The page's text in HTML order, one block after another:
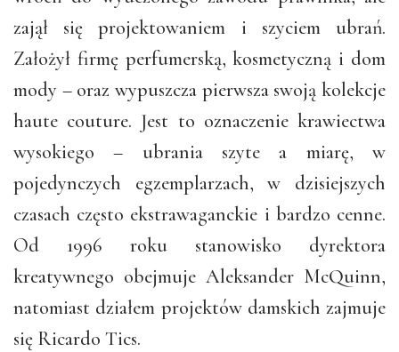
zajął się projektowaniem i szyciem ubrań.
Założył firmę perfumerską, kosmetyczną i dom
mody – oraz wypuszcza pierwsza swoją kolekcje
haute couture. Jest to oznaczenie krawiectwa
wysokiego – ubrania szyte a miarę, w
pojedynczych egzemplarzach, w dzisiejszych
czasach często ekstrawaganckie i bardzo cenne.
Od 1996 roku stanowisko dyrektora
kreatywnego obejmuje Aleksander McQuinn,
natomiast działem projektów damskich zajmuje
się Ricardo Tics.